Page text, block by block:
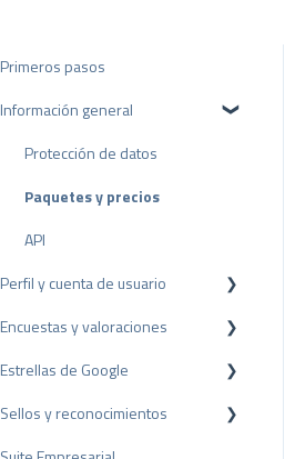
Primeros pasos
Información general
Protección de datos
Paquetes y precios
API
Perfil y cuenta de usuario
Configuración del perfil
Cuenta de usuario
Facturación
Encuestas y valoraciones
Reseñas
Encuestas
Estrellas de Google
Rich Snippet
Sellos y reconocimientos